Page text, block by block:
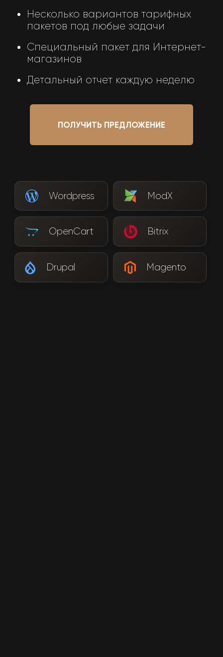
Несколько вариантов тарифных
пакетов под любые задачи
Специальный пакет для Интернет-
магазинов
Детальный отчет каждую неделю
ПОЛУЧИТЬ ПРЕДЛОЖЕНИЕ
Wordpress ModX
OpenCart Bitrix
Drupal Magento